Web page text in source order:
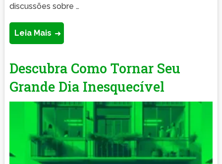
discussões sobre …
Leia Mais
Descubra Como Tornar Seu
Grande Dia Inesquecível